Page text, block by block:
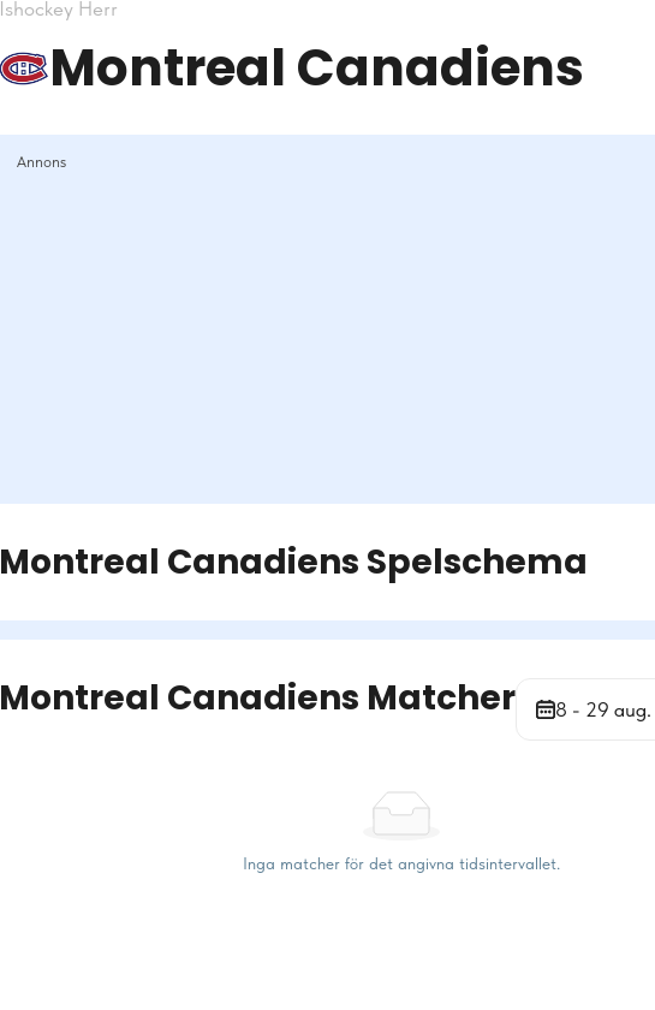
Ishockey Herr
Montreal Canadiens
Montreal Canadiens Spelschema
Montreal Canadiens Matcher 8 - 29 aug.
Inga matcher för det angivna tidsintervallet.